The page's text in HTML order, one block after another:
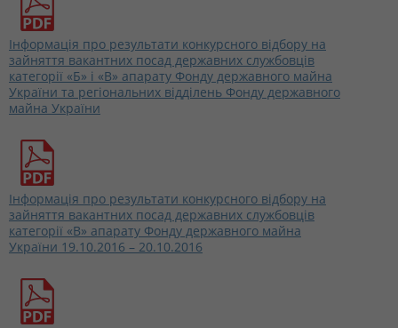
Інформація про результати конкурсного відбору на
зайняття вакантних посад державних службовців
категорії «Б» і «В» апарату Фонду державного майна
України та регіональних відділень Фонду державного
майна України
Інформація про результати конкурсного відбору на
зайняття вакантних посад державних службовців
категорії «В» апарату Фонду державного майна
України 19.10.2016 – 20.10.2016